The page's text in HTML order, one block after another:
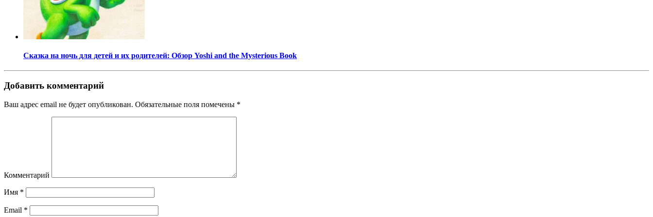
Сказка на ночь для детей и их родителей: Обзор Yoshi and the Mysterious Book
Добавить комментарий
Ваш адрес email не будет опубликован. Обязательные поля помечены *
Комментарий
Имя *
Email *